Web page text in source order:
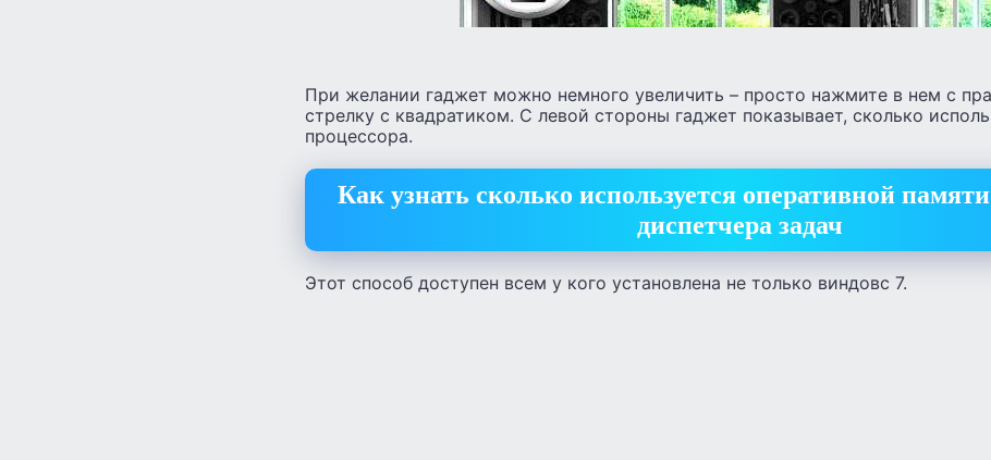
При желании гаджет можно немного увеличить – просто нажмите в нем с
стрелку с квадратиком. С левой стороны гаджет показывает, сколько
процессора.
Как узнать сколько используется оперативной
диспетчера задач
Этот способ доступен всем у кого установлена не только виндовс 7.